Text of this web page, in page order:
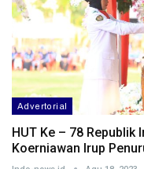
Advertorial
HUT Ke – 78 Republik
Koerniawan Irup